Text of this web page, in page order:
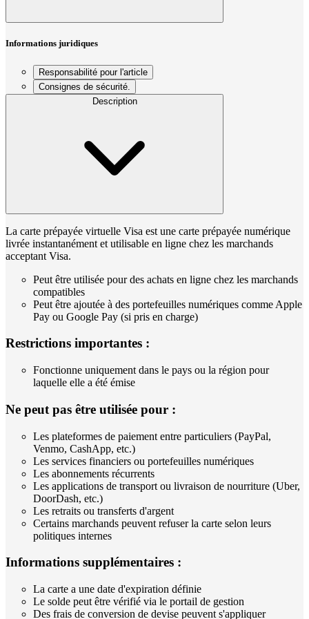
Informations juridiques
Responsabilité pour l'article
Consignes de sécurité.
Description
La carte prépayée virtuelle Visa est une carte prépayée numérique
livrée instantanément et utilisable en ligne chez les marchands
acceptant Visa.
Peut être utilisée pour des achats en ligne chez les marchands
compatibles
Peut être ajoutée à des portefeuilles numériques comme Apple
Pay ou Google Pay (si pris en charge)
Restrictions importantes :
Fonctionne uniquement dans le pays ou la région pour
laquelle elle a été émise
Ne peut pas être utilisée pour :
Les plateformes de paiement entre particuliers (PayPal,
Venmo, CashApp, etc.)
Les services financiers ou portefeuilles numériques
Les abonnements récurrents
Les applications de transport ou livraison de nourriture (Uber,
DoorDash, etc.)
Les retraits ou transferts d'argent
Certains marchands peuvent refuser la carte selon leurs
politiques internes
Informations supplémentaires :
La carte a une date d'expiration définie
Le solde peut être vérifié via le portail de gestion
Des frais de conversion de devise peuvent s'appliquer